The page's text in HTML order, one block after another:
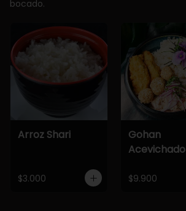
bocado.
Arroz Shari
$3.000
Gohan
Acevichado
$9.900